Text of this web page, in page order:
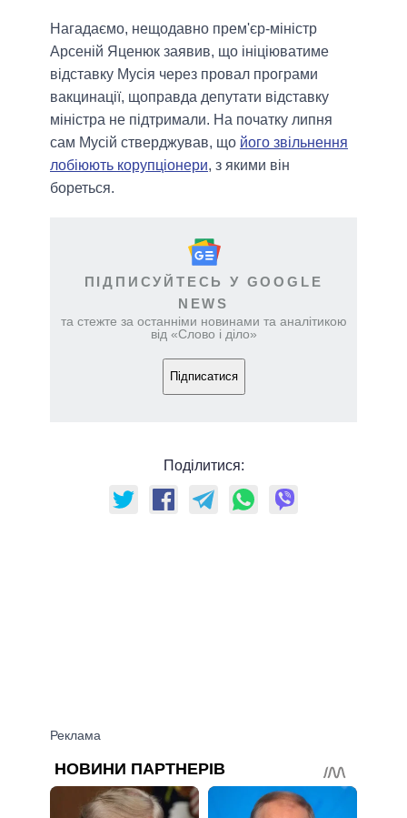
Нагадаємо, нещодавно прем'єр-міністр
Арсеній Яценюк заявив, що ініціюватиме
відставку Мусія через провал програми
вакцинації, щоправда депутати відставку
міністра не підтримали. На початку липня
сам Мусій стверджував, що його звільнення
лобіюють корупціонери, з якими він
бореться.
ПІДПИСУЙТЕСЬ У GOOGLE
NEWS
та стежте за останніми новинами та аналітикою
від «Слово і діло»
Підписатися
Поділитися: